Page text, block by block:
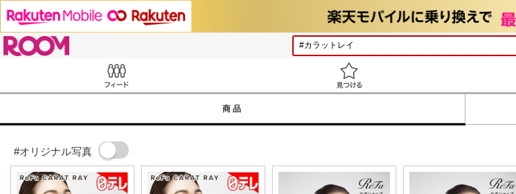
商品
#オリジナル写真